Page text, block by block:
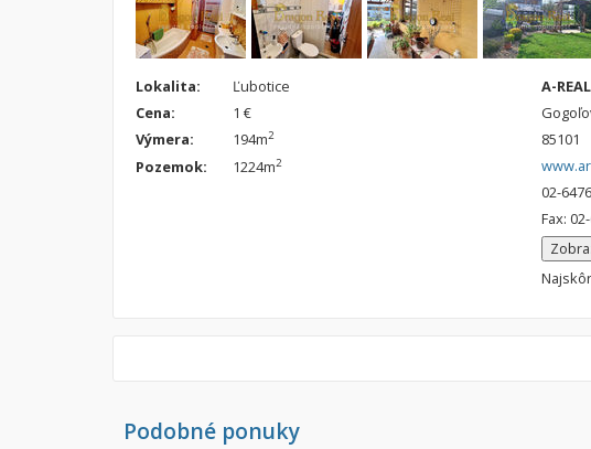
Lokalita:
Ľubotice
Cena:
1 €
Výmera:
194m2
Pozemok: 1224m2
A-REAL
85101
02-
Fax:
Podobné ponuky